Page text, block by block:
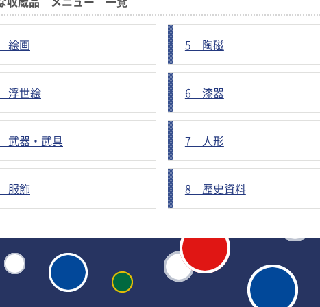
画
世絵
器・武具
飾
5 陶磁
6 漆器
7 人形
8 歴史資料